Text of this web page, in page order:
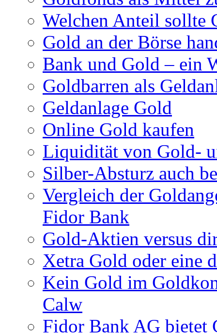
Welchen Anteil sollte
Gold an der Börse
Bank und Gold – ein
Goldbarren als
Geldanlage Gold
Online Gold kaufen
Liquidität von Gold-
Silber-Absturz auch
Vergleich der
Fidor Bank
Gold-Aktien versus
Xetra Gold oder eine
Kein Gold im
Calw
Fidor Bank AG bietet